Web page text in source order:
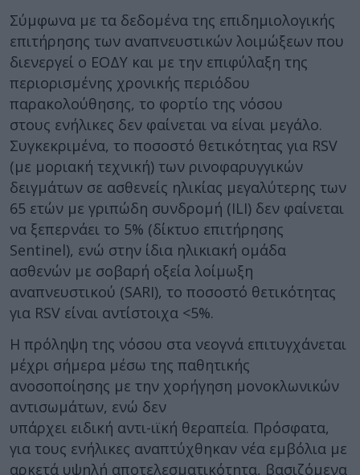
Σύμφωνα με τα δεδομένα της επιδημιολογικής
επιτήρησης των αναπνευστικών λοιμώξεων που
διενεργεί ο ΕΟΔΥ και με την επιφύλαξη της
περιορισμένης χρονικής περιόδου
παρακολούθησης, το φορτίο της νόσου
στους ενήλικες δεν φαίνεται να είναι μεγάλο.
Συγκεκριμένα, το ποσοστό θετικότητας για RSV
(με μοριακή τεχνική) των ρινοφαρυγγικών
δειγμάτων σε ασθενείς ηλικίας μεγαλύτερης των
65 ετών με γριπώδη συνδρομή (ILI) δεν φαίνεται
να ξεπερνάει το 5% (δίκτυο επιτήρησης
Sentinel), ενώ στην ίδια ηλικιακή ομάδα
ασθενών με σοβαρή οξεία λοίμωξη
αναπνευστικού (SARI), το ποσοστό θετικότητας
για RSV είναι αντίστοιχα <5%.
Η πρόληψη της νόσου στα νεογνά επιτυγχάνεται
μέχρι σήμερα μέσω της παθητικής
ανοσοποίησης με την χορήγηση μονοκλωνικών
αντισωμάτων, ενώ δεν
υπάρχει ειδική αντι-ιϊκή θεραπεία. Πρόσφατα,
για τους ενήλικες αναπτύχθηκαν νέα εμβόλια με
αρκετά υψηλή αποτελεσματικότητα, βασιζόμενα